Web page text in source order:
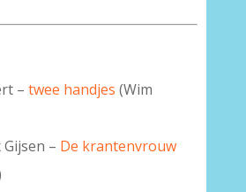
– twee handjes (Wim
– De krantenvrouw